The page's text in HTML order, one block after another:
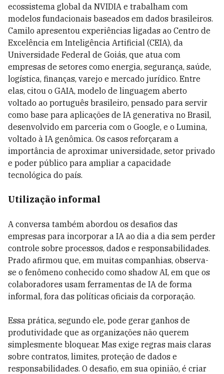
ecossistema global da NVIDIA e trabalham com
modelos fundacionais baseados em dados brasileiros.
Camilo apresentou experiências ligadas ao Centro de
Excelência em Inteligência Artificial (CEIA), da
Universidade Federal de Goiás, que atua com
empresas de setores como energia, segurança, saúde,
logística, finanças, varejo e mercado jurídico. Entre
elas, citou o GAIA, modelo de linguagem aberto
voltado ao português brasileiro, pensado para servir
como base para aplicações de IA generativa no Brasil,
desenvolvido em parceria com o Google, e o Lumina,
voltado à IA genômica. Os casos reforçaram a
importância de aproximar universidade, setor privado
e poder público para ampliar a capacidade
tecnológica do país.
Utilização informal
A conversa também abordou os desafios das
empresas para incorporar a IA ao dia a dia sem perder
controle sobre processos, dados e responsabilidades.
Prado afirmou que, em muitas companhias, observa-
se o fenômeno conhecido como shadow AI, em que os
colaboradores usam ferramentas de IA de forma
informal, fora das políticas oficiais da corporação.
Essa prática, segundo ele, pode gerar ganhos de
produtividade que as organizações não querem
simplesmente bloquear. Mas exige regras mais claras
sobre contratos, limites, proteção de dados e
responsabilidades. O desafio, em sua opinião, é criar